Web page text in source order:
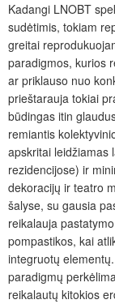
Kadangi LNOBT
sudėtimis, tokiam
greitai
paradigmos, kurios
ar priklauso nuo
prieštarauja tokiai
būdingas itin
remiantis
apskritai leidžiamas
rezidencijose) ir
dekoracijų ir teatro
šalyse, su gausia
reikalauja
pompastikos, kai
integruotų
paradigmų
reikalautų kitokios